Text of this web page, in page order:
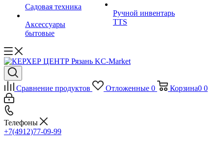
Садовая техника
Аксессуары
бытовые
Ручной инвентарь
TTS
Сравнение продуктов Отложенные 0 Корзина0 0
Телефоны
+7(4912)77-09-99